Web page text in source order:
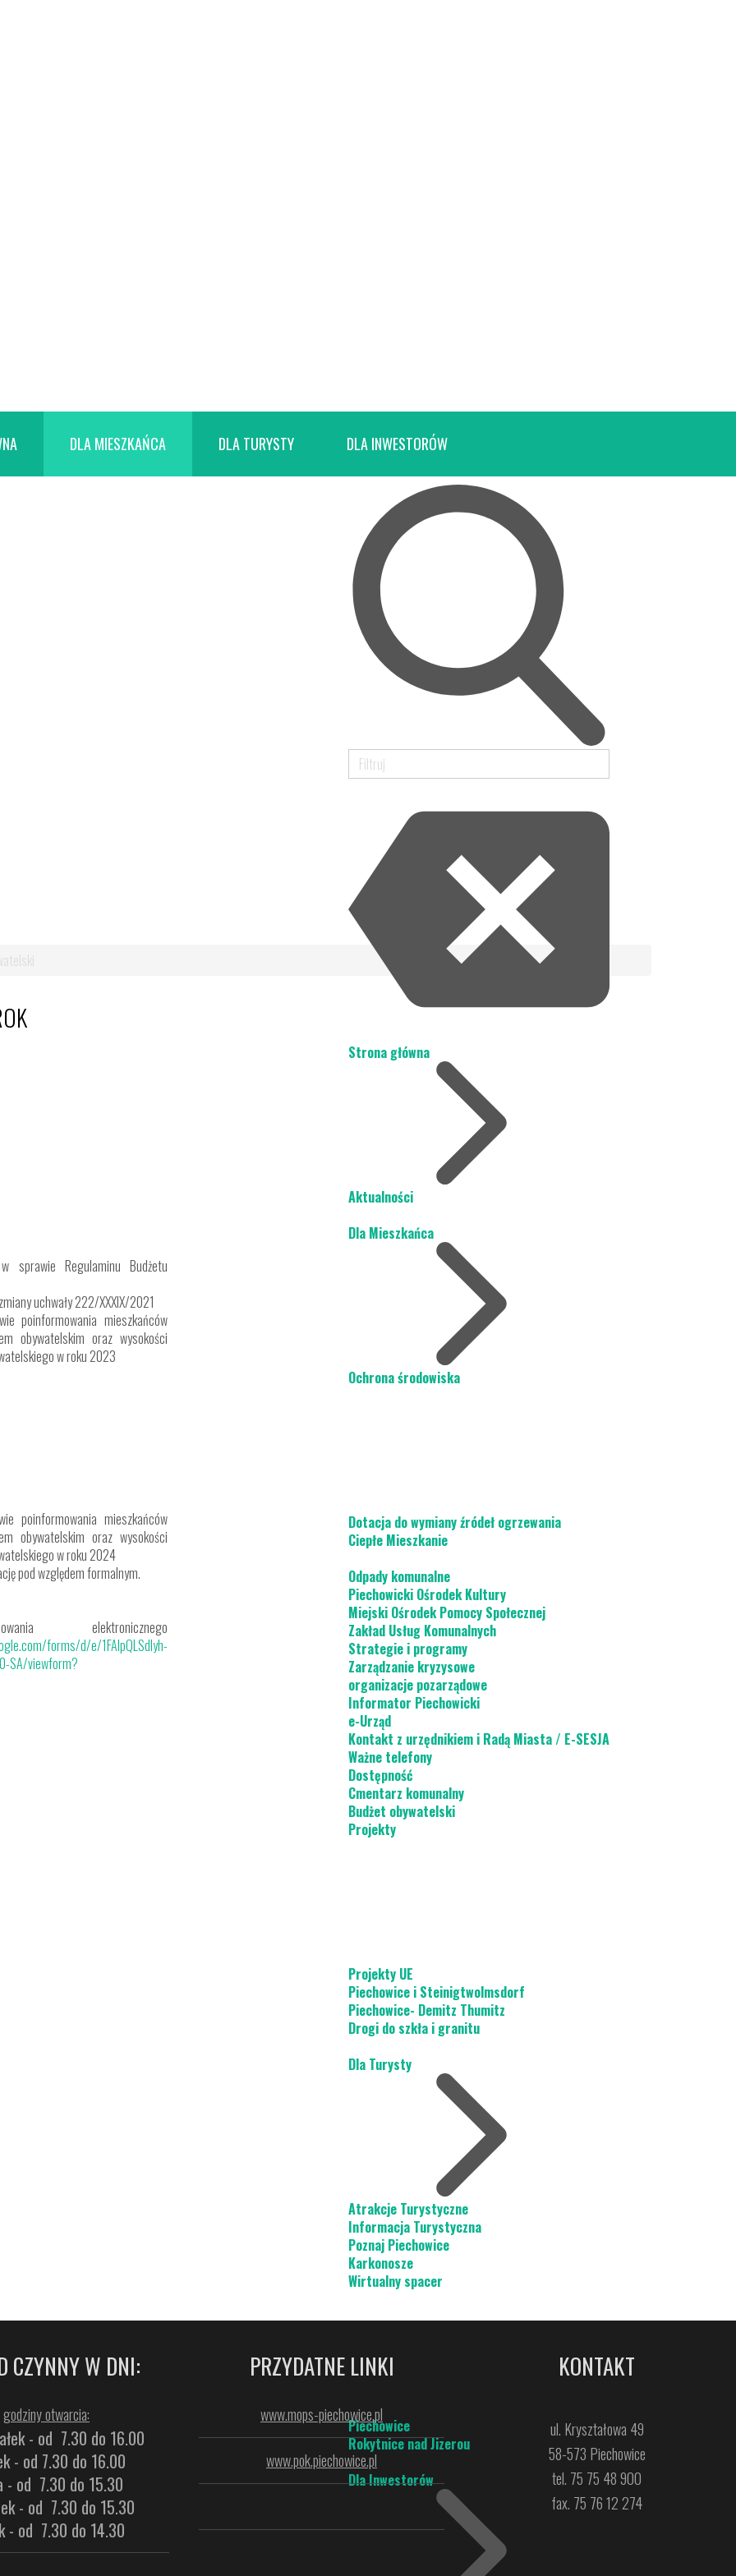
DLA MIESZKAŃCA DLA TURYSTY DLA INWESTORÓW
Strona główna
Aktualności
Dla Mieszkańca
Ochrona środowiska
Dotacja do wymiany źródeł ogrzewania
Ciepłe Mieszkanie
Odpady komunalne
Piechowicki Ośrodek Kultury
Miejski Ośrodek Pomocy Społecznej
Zakład Usług Komunalnych
Strategie i programy
Zarządzanie kryzysowe
organizacje pozarządowe
Informator Piechowicki
e-Urząd
Kontakt z urzędnikiem i Radą Miasta / E-SESJA
Ważne telefony
Dostępność
Cmentarz komunalny
Budżet obywatelski
Projekty
Projekty UE
Piechowice i Steinigtwolmsdorf
Piechowice- Demitz Thumitz
Drogi do szkła i granitu
Dla Turysty
Atrakcje Turystyczne
Informacja Turystyczna
Poznaj Piechowice
Karkonosze
Wirtualny spacer
Piechowice
Rokytnice nad Jizerou
Dla Inwestorów
sprawie Regulaminu Budżetu
uchwały 222/XXXIX/2021
poinformowania mieszkańców
obywatelskim oraz wysokości
w roku 2023
poinformowania mieszkańców
obywatelskim oraz wysokości
w roku 2024
pod względem formalnym.
elektronicznego
forms/d/e/1FAIpQLSdIyh-
SA/viewform?
CZYNNY W DNI:
godziny otwarcia:
- od 7.30 do 16.00
- od 7.30 do 16.00
- od 7.30 do 15.30
- od 7.30 do 15.30
- od 7.30 do 14.30
PRZYDATNE LINKI
www.mops-piechowice.pl
www.pok.piechowice.pl
KONTAKT
ul. Kryształowa 49
58-573 Piechowice
tel. 75 75 48 900
fax. 75 76 12 274